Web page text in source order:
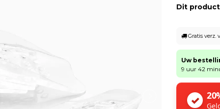
Dit
Gratis verz.
Uw
9 uur 42
✓